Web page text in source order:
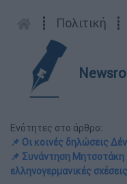
┋ Πολιτική ┋
Ενότητες στο άρθρο:
📌 Οι κοινές δηλώσεις
📌 Συνάντηση
ελληνογερμανικές